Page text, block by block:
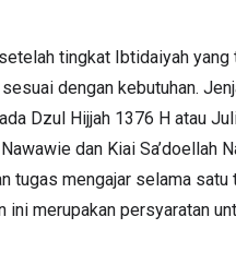
tingkat Ibtidaiyah
dengan kebutuhan.
Dzul Hijjah 1376 H atau
dan Kiai Sa’doellah
tugas mengajar selama satu
ini merupakan persyaratan